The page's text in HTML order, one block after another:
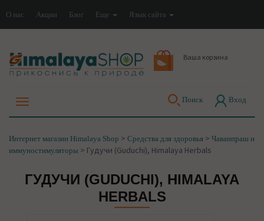
О нас Акции Блог Еще Язык сайта
Ваша корзина
Поиск Вход
Интернет магазин Himalaya Shop > Средства для здоровья > Чаванпраш и
иммуностимуляторы > Гудучи (Guduchi), Himalaya Herbals
ГУДУЧИ (GUDUCHI), HIMALAYA
HERBALS